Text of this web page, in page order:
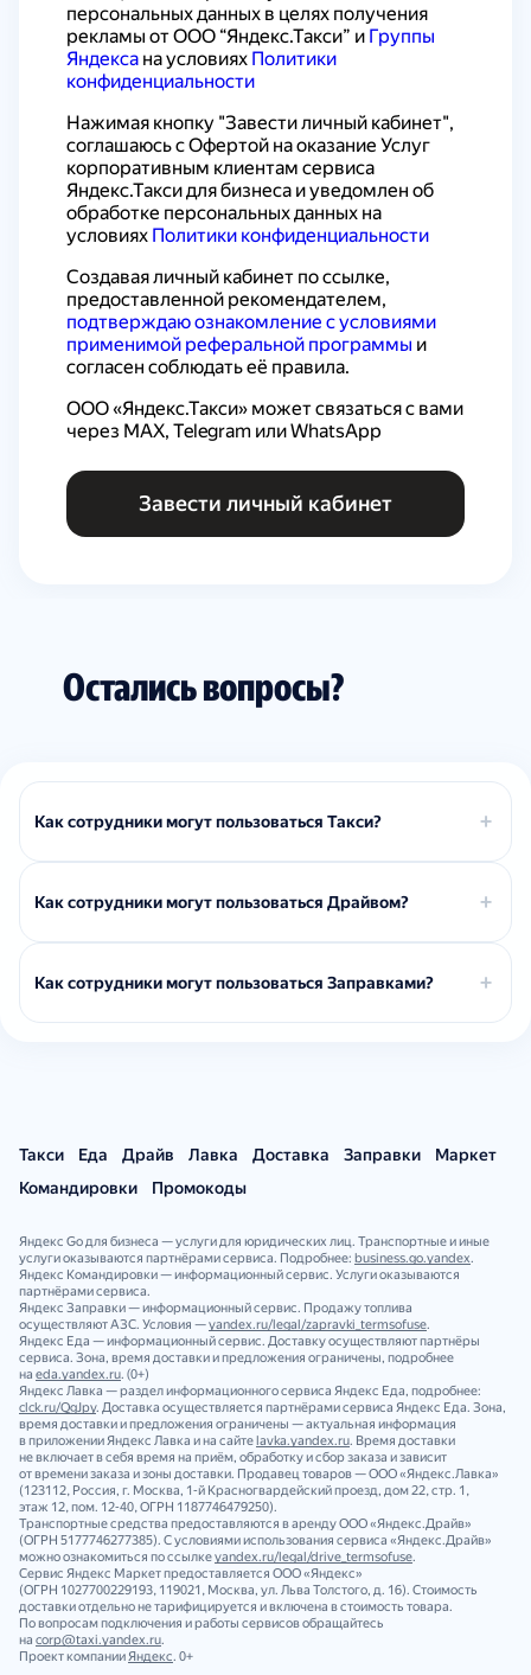
персональных данных в целях получения
рекламы от ООО “Яндекс.Такси” и Группы
Яндекса на условиях Политики
конфиденциальности
Нажимая кнопку "Завести личный кабинет",
соглашаюсь с Офертой на оказание Услуг
корпоративным клиентам сервиса
Яндекс.Такси для бизнеса и уведомлен об
обработке персональных данных на
условиях Политики конфиденциальности
Создавая личный кабинет по ссылке,
подтверждаю ознакомление с условиями
применимой реферальной программы и
согласен соблюдать её правила.
ООО «Яндекс.Такси» может связаться с вами
через MAX, Telegram или WhatsApp
Завести личный кабинет
Остались вопросы?
Как сотрудники могут пользоваться Такси?
Как сотрудники могут пользоваться Драйвом?
Как сотрудники могут пользоваться Заправками?
Такси Еда Драйв Лавка Доставка Заправки
Маркет
Командировки
Промокоды
Яндекс Go для бизнеса — услуги для юридических лиц. Транспортные и иные
услуги оказываются партнёрами сервиса. Подробнее: business.go.yandex.
Яндекс Командировки — информационный сервис. Услуги оказываются
партнёрами сервиса.
Яндекс Заправки — информационный сервис. Продажу топлива
осуществляют АЗС. Условия —yandex.ru/legal/zapravki_termsofuse.
Яндекс Еда — информационный сервис. Доставку осуществляют партнёры
сервиса. Зона, время доставки и предложения ограничены, подробнее
на eda.yandex.ru. (0+)
Яндекс Лавка — раздел информационного сервиса Яндекс Еда, подробнее:
clck.ru/QgJpy. Доставка осуществляется партнёрами сервиса Яндекс Еда. Зона,
время доставки и предложения ограничены — актуальная информация
в приложении Яндекс Лавка и на сайтеlavka.yandex.ru. Время доставки
не включает в себя время на приём, обработку и сбор заказа и зависит
от времени заказа и зоны доставки. Продавец товаров — ООО «Яндекс.Лавка»
(123112, Россия, г. Москва, 1‑й Красногвардейский проезд, дом 22, стр. 1,
этаж 12, пом. 12‑40, ОГРН 1187746479250).
Транспортные средства предоставляются в аренду ООО «Яндекс.Драйв»
(ОГРН 5177746277385). С условиями использования сервиса «Яндекс.Драйв»
можно ознакомиться по ссылкеyandex.ru/legal/drive_termsofuse.
Сервис Яндекс Маркет предоставляется ООО «Яндекс»
(ОГРН 1027700229193, 119021, Москва, ул. Льва Толстого, д. 16). Стоимость
доставки отдельно не тарифицируется и включена в стоимость товара.
По вопросам подключения и работы сервисов обращайтесь
на corp@taxi.yandex.ru.
Проект компании Яндекс. 0+